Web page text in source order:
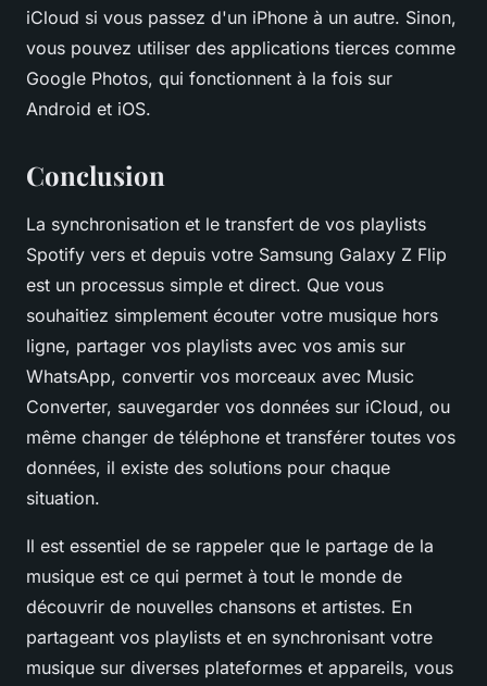
iCloud si vous passez d'un iPhone à un autre. Sinon,
vous pouvez utiliser des applications tierces comme
Google Photos, qui fonctionnent à la fois sur
Android et iOS.
Conclusion
La synchronisation et le transfert de vos playlists
Spotify vers et depuis votre Samsung Galaxy Z Flip
est un processus simple et direct. Que vous
souhaitiez simplement écouter votre musique hors
ligne, partager vos playlists avec vos amis sur
WhatsApp, convertir vos morceaux avec Music
Converter, sauvegarder vos données sur iCloud, ou
même changer de téléphone et transférer toutes vos
données, il existe des solutions pour chaque
situation.
Il est essentiel de se rappeler que le partage de la
musique est ce qui permet à tout le monde de
découvrir de nouvelles chansons et artistes. En
partageant vos playlists et en synchronisant votre
musique sur diverses plateformes et appareils, vous